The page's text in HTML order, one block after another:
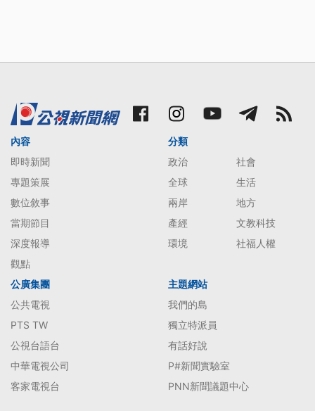
內容
即時新聞
專題策展
數位敘事
當期節目
深度報導
觀點
分類
政治
社會
全球
生活
兩岸
地方
產經
文教科技
環境
社福人權
公廣集團
公共電視
PTS TW
公視台語台
中華電視公司
客家電視台
主題網站
我們的島
獨立特派員
有話好說
P#新聞實驗室
PNN新聞議題中心